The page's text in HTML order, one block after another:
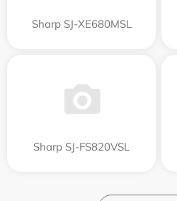
Sharp SJ-XE680MSL
Sharp SJ-FS820VSL